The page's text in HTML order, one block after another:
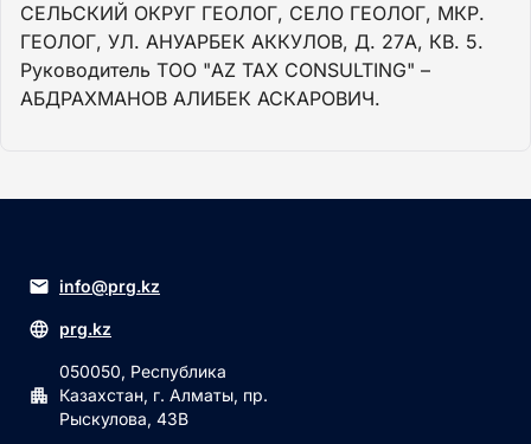
СЕЛЬСКИЙ ОКРУГ ГЕОЛОГ, СЕЛО ГЕОЛОГ, МКР.
ГЕОЛОГ, УЛ. АНУАРБЕК АККУЛОВ, Д. 27А, КВ. 5.
Руководитель ТОО "AZ TAX CONSULTING" –
АБДРАХМАНОВ АЛИБЕК АСКАРОВИЧ.
info@prg.kz
prg.kz
050050, Республика
Казахстан, г. Алматы, пр.
Рыскулова, 43В